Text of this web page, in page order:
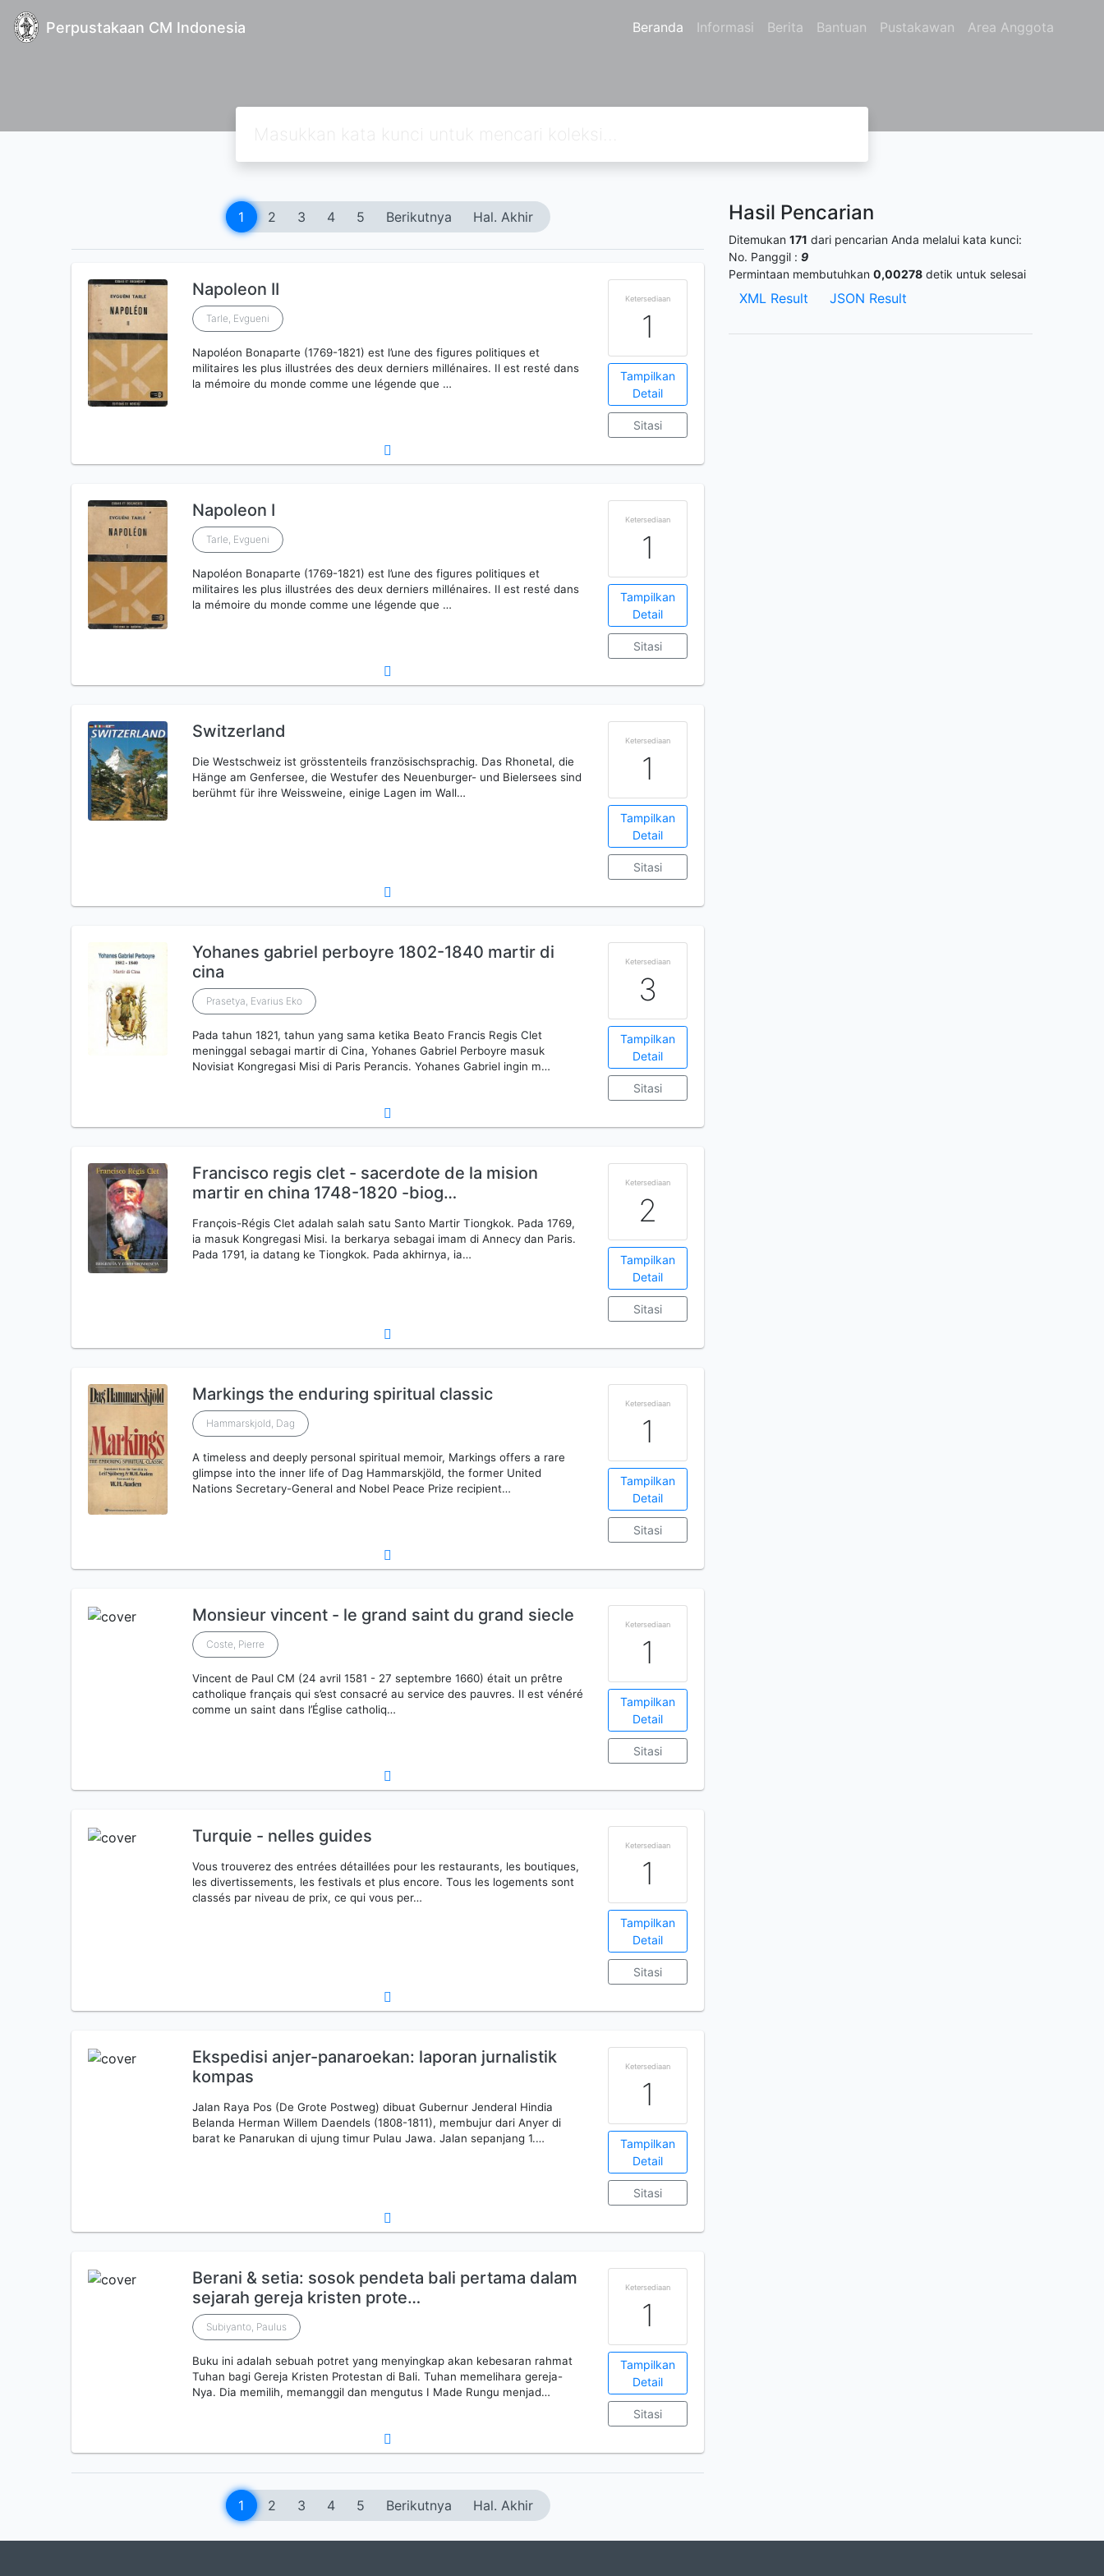
Perpustakaan CM Indonesia Beranda Informasi Berita Bantuan Pustakawan Area Anggota
1 2 3 4 5 Berikutnya Hal. Akhir
Napoleon II
Tarle, Evgueni
Napoléon Bonaparte (1769-1821) est l’une des figures politiques et
militaires les plus illustrées des deux derniers millénaires. Il est resté dans
la mémoire du monde comme une légende que …
Ketersediaan
1
Tampilkan
Detail
Sitasi
Napoleon I
Tarle, Evgueni
Napoléon Bonaparte (1769-1821) est l’une des figures politiques et
militaires les plus illustrées des deux derniers millénaires. Il est resté dans
la mémoire du monde comme une légende que …
Ketersediaan
1
Tampilkan
Detail
Sitasi
Switzerland
Die Westschweiz ist grösstenteils französischsprachig. Das Rhonetal, die
Hänge am Genfersee, die Westufer des Neuenburger- und Bielersees sind
berühmt für ihre Weissweine, einige Lagen im Wall…
Ketersediaan
1
Tampilkan
Detail
Sitasi
Yohanes gabriel perboyre 1802-1840 martir di
cina
Prasetya, Evarius Eko
Pada tahun 1821, tahun yang sama ketika Beato Francis Regis Clet
meninggal sebagai martir di Cina, Yohanes Gabriel Perboyre masuk
Novisiat Kongregasi Misi di Paris Perancis. Yohanes Gabriel ingin m…
Ketersediaan
3
Tampilkan
Detail
Sitasi
Francisco regis clet - sacerdote de la mision
martir en china 1748-1820 -biog…
François-Régis Clet adalah salah satu Santo Martir Tiongkok. Pada 1769,
ia masuk Kongregasi Misi. Ia berkarya sebagai imam di Annecy dan Paris.
Pada 1791, ia datang ke Tiongkok. Pada akhirnya, ia…
Ketersediaan
2
Tampilkan
Detail
Sitasi
Markings the enduring spiritual classic
Hammarskjold, Dag
A timeless and deeply personal spiritual memoir, Markings offers a rare
glimpse into the inner life of Dag Hammarskjöld, the former United
Nations Secretary-General and Nobel Peace Prize recipient…
Ketersediaan
1
Tampilkan
Detail
Sitasi
Monsieur vincent - le grand saint du grand siecle
Coste, Pierre
Vincent de Paul CM (24 avril 1581 - 27 septembre 1660) était un prêtre
catholique français qui s’est consacré au service des pauvres. Il est vénéré
comme un saint dans l’Église catholiq…
Ketersediaan
1
Tampilkan
Detail
Sitasi
Turquie - nelles guides
Vous trouverez des entrées détaillées pour les restaurants, les boutiques,
les divertissements, les festivals et plus encore. Tous les logements sont
classés par niveau de prix, ce qui vous per…
Ketersediaan
1
Tampilkan
Detail
Sitasi
Ekspedisi anjer-panaroekan: laporan jurnalistik
kompas
Jalan Raya Pos (De Grote Postweg) dibuat Gubernur Jenderal Hindia
Belanda Herman Willem Daendels (1808-1811), membujur dari Anyer di
barat ke Panarukan di ujung timur Pulau Jawa. Jalan sepanjang 1.…
Ketersediaan
1
Tampilkan
Detail
Sitasi
Berani & setia: sosok pendeta bali pertama dalam
sejarah gereja kristen prote…
Subiyanto, Paulus
Buku ini adalah sebuah potret yang menyingkap akan kebesaran rahmat
Tuhan bagi Gereja Kristen Protestan di Bali. Tuhan memelihara gereja-
Nya. Dia memilih, memanggil dan mengutus I Made Rungu menjad…
Ketersediaan
1
Tampilkan
Detail
Sitasi
1 2 3 4 5 Berikutnya Hal. Akhir
Hasil Pencarian
Ditemukan 171 dari pencarian Anda melalui kata kunci:
No. Panggil : 9
Permintaan membutuhkan 0,00278 detik untuk selesai
XML Result JSON Result